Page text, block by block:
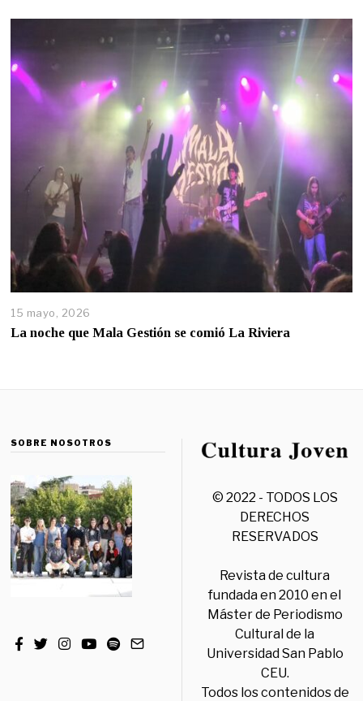
15 mayo, 2026
La noche que Mala Gestión se comió La Riviera
SOBRE NOSOTROS
© 2022 - TODOS LOS
DERECHOS
RESERVADOS
Revista de cultura
fundada en 2010 en el
Máster de Periodismo
Cultural de la
Universidad San Pablo
CEU.
Todos los contenidos de